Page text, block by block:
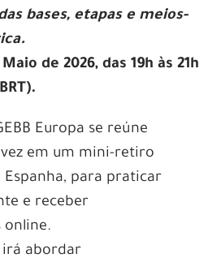
bases, etapas e meios-
de 2026, das 19h às 21h
Europa se reúne
em um mini-retiro
Espanha, para praticar
e receber
online.
irá abordar